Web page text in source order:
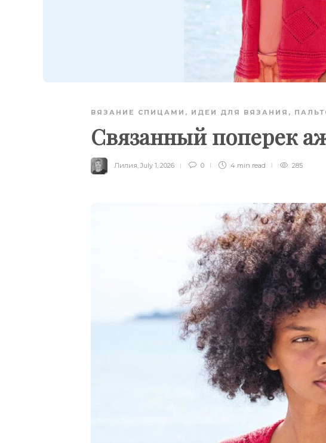
ВЯЗАНИЕ СПИЦАМИ , ИДЕИ ДЛЯ ВЯЗАНИЯ ,
Связанный поперек
Лилия, July 1, 2026 0 4 min read 285